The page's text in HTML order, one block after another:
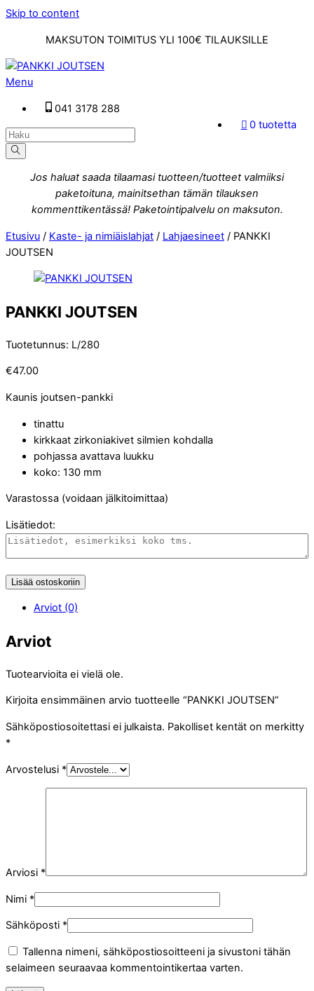
Skip to content
MAKSUTON TOIMITUS YLI 100€ TILAUKSILLE
Menu
041 3178 288
0 tuotetta
Jos haluat saada tilaamasi tuotteen/tuotteet valmiiksi
paketoituna, mainitsethan tämän tilauksen
kommenttikentässä! Paketointipalvelu on maksuton.
Etusivu / Kaste- ja nimiäislahjat / Lahjaesineet / PANKKI
JOUTSEN
PANKKI JOUTSEN
Tuotetunnus: L/280
€47.00
Kaunis joutsen-pankki
tinattu
kirkkaat zirkoniakivet silmien kohdalla
pohjassa avattava luukku
koko: 130 mm
Varastossa (voidaan jälkitoimittaa)
Lisätiedot:
Lisää ostoskoriin
Arviot (0)
Arviot
Tuotearvioita ei vielä ole.
Kirjoita ensimmäinen arvio tuotteelle “PANKKI JOUTSEN”
Sähköpostiosoitettasi ei julkaista. Pakolliset kentät on merkitty
*
Arvostelusi *
Arviosi *
Nimi *
Sähköposti *
Tallenna nimeni, sähköpostiosoitteeni ja sivustoni tähän
selaimeen seuraavaa kommentointikertaa varten.